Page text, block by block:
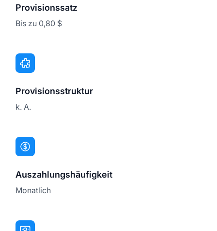
Provisionssatz
Bis zu 0,80 $
Provisionsstruktur
k. A.
Auszahlungshäufigkeit
Monatlich